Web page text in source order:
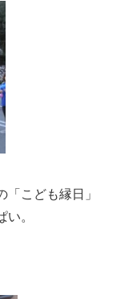
こども縁日」
。